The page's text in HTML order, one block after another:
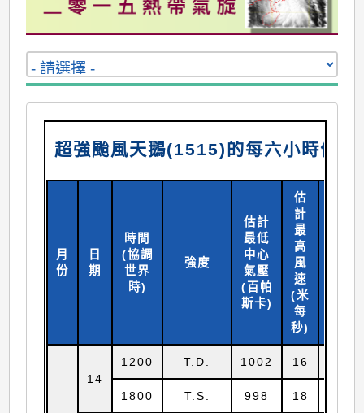
超強颱風天鵝(1515)的每六小時位置
月
份
日
期
時間
(協調
世界
時)
強度
估計
最低
中心
氣壓
(百帕
斯卡)
估
計
最
高
風
速
(米
每
秒)
14
1200 T.D. 1002 16
1800 T.S. 998 18